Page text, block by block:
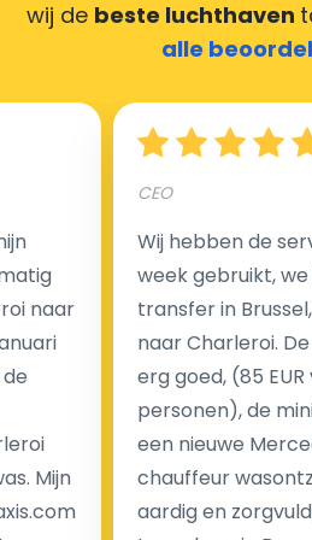
Hoeveel kost een
luchthaventaxi's is een vast
tegenstelling tot traditionele
brengen wij u geen extra
nachtrit.
We hebben geen ophaaltarief
wachttijd als uw vlucht
Kijk op onze website voor
transferkosten. Ons
mogelijke extra's die u kunt
wij de beste luchthaven
alle
naar
Mijn
CEO
Wij hebben de
week gebruikt,
transfer in
naar Charleroi.
erg goed, (85
personen), de
een nieuwe
chauffeur
aardig en